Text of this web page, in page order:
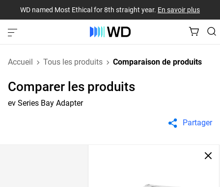
WD named Most Ethical for 8th straight year. En savoir plus
Accueil Tous les produits Comparaison de produits
Comparer les produits
ev Series Bay Adapter
Partager